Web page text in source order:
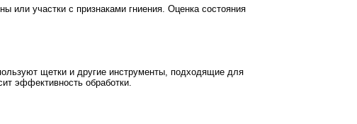
участки с признаками гниения. Оценка состояния
щетки и другие инструменты, подходящие для
эффективность обработки.